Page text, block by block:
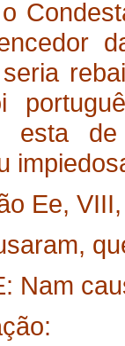
esta
Ee,
Nam